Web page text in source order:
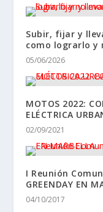
Subir, fijar y
como lograrlo y
05/06/2026
MOTOS 2022:
ELÉCTRICA
02/09/2021
I Reunión
GREENDAY EN
04/10/2017